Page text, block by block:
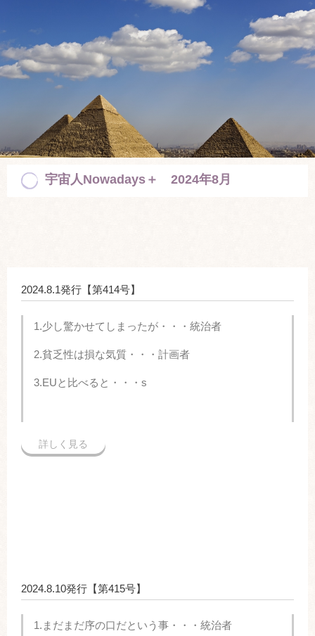
宇宙人Nowadays＋ 2024年8月
2024.8.1発行【第414号】
1.少し驚かせてしまったが・・・統治者
2.貧乏性は損な気質・・・計画者
3.EUと比べると・・・s
詳しく見る
2024.8.10発行【第415号】
1.まだまだ序の口だという事・・・統治者